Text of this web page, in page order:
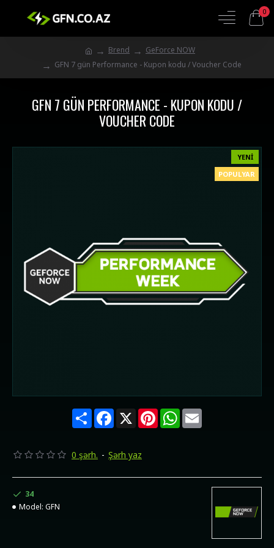
0
Brend
GeForce NOW
GFN 7 gün Performance - Kupon kodu / Voucher Code
GFN 7 GÜN PERFORMANCE - KUPON KODU /
VOUCHER CODE
YENI
POPULYAR
ShareFacebook
X PinterestWhatsApp
Email
0 şərh. - Şərh yaz
34
Model: GFN